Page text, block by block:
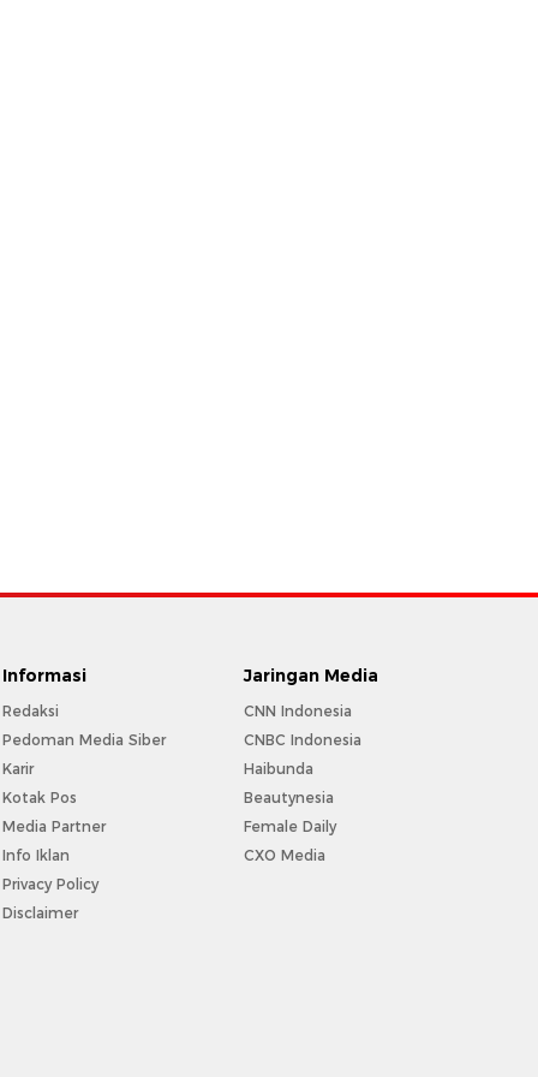
Informasi
Redaksi
Pedoman Media Siber
Karir
Kotak Pos
Media Partner
Info Iklan
Privacy Policy
Disclaimer
Jaringan Media
CNN Indonesia
CNBC Indonesia
Haibunda
Beautynesia
Female Daily
CXO Media